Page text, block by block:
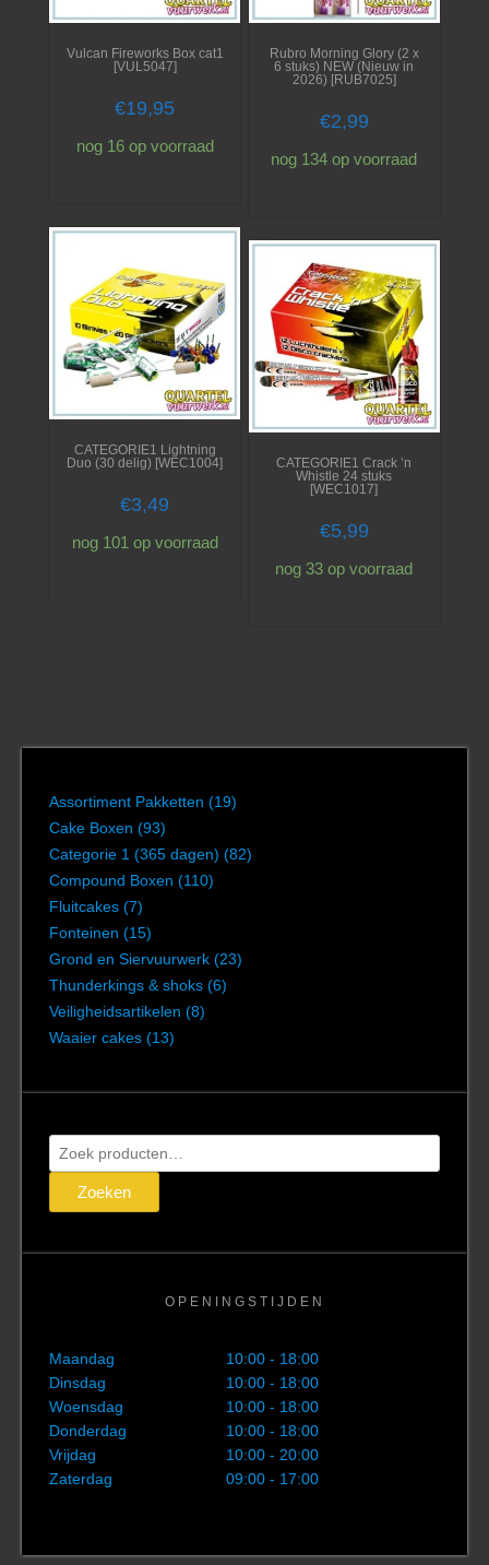
Vulcan Fireworks Box cat1
[VUL5047]
€19,95
nog 16 op voorraad
Rubro Morning Glory (2 x
6 stuks) NEW (Nieuw in
2026) [RUB7025]
€2,99
nog 134 op voorraad
CATEGORIE1 Lightning
Duo (30 delig) [WEC1004]
€3,49
nog 101 op voorraad
CATEGORIE1 Crack ’n
Whistle 24 stuks
[WEC1017]
€5,99
nog 33 op voorraad
Assortiment Pakketten (19)
Cake Boxen (93)
Categorie 1 (365 dagen) (82)
Compound Boxen (110)
Fluitcakes (7)
Fonteinen (15)
Grond en Siervuurwerk (23)
Thunderkings & shoks (6)
Veiligheidsartikelen (8)
Waaier cakes (13)
Zoeken
naar:
Zoeken
OPENINGSTIJDEN
Maandag
10:00 - 18:00
Dinsdag
10:00 - 18:00
Woensdag
10:00 - 18:00
Donderdag
10:00 - 18:00
Vrijdag
10:00 - 20:00
Zaterdag
09:00 - 17:00